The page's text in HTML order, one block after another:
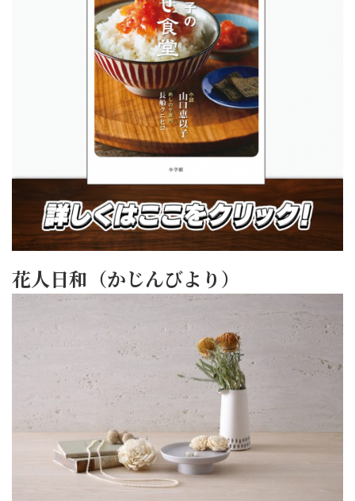
花人日和（かじんびより）